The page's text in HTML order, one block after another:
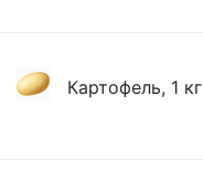
Картофель, 1 кг